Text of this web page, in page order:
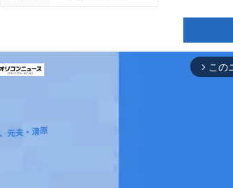
arrow_forward_ios この